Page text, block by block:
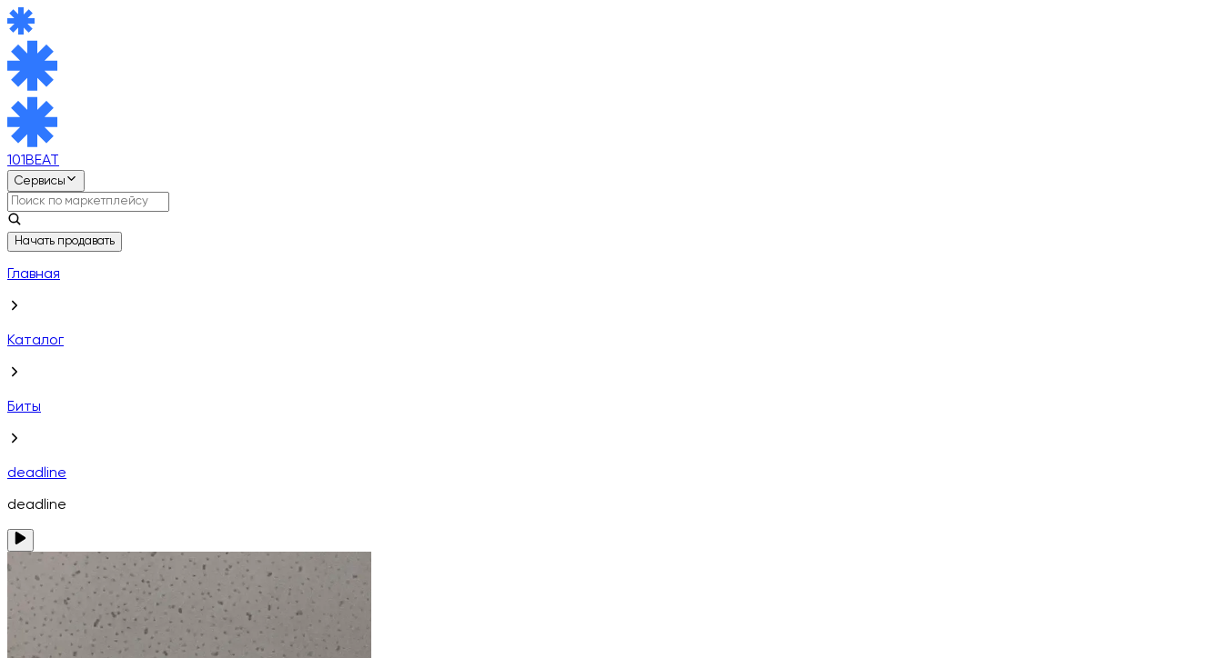
101BEAT
Сервисы
Начать продавать
Главная
Каталог
Биты
deadline
deadline